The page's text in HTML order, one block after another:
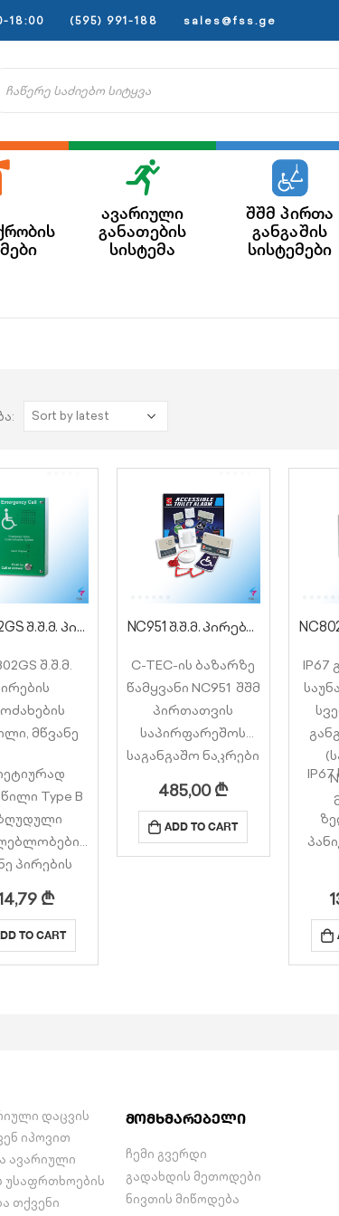
18:00 (595) 991-188 sales@fss.ge
ავარიული
განათების
სისტემა
შშმ პირთა
განგაშის
სისტემები
EVC302GS შ.შ.მ. პირების გამოძახების წერტილი
შ.შ.მ.
მწვანე
Type B
პირების
გამძლე
₾
TO CART
NC951 შ.შ.მ. პირების განგაშის სისტემა 1 ზონიანი (კომპლექტი)
C-TEC-ის ბაზარზე
წამყვანი NC951 შშმ
პირთათვის
საპირფარეშოს
საგანგაშო ნაკრები
შეიცავს
ყველაფერს, რაც
გჭირდებათ BS8300
სტანდარტის
ასევე…
485,00₾
ADD TO CART
IP67
დაცვის
იპოვით
ავარიული
უსაფრთხოების
თქვენი
მომხმარებელი
ჩემი გვერდი
გადახდის მეთოდები
ნივთის მიწოდება